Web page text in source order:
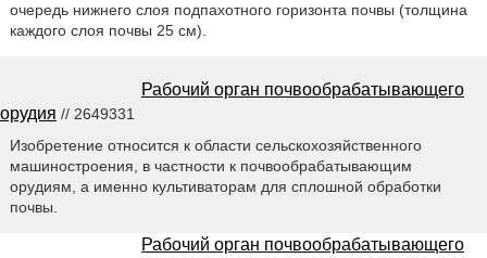
очередь нижнего слоя подпахотного горизонта почвы (толщина
каждого слоя почвы 25 см).
Рабочий орган почвообрабатывающего
орудия // 2649331
Изобретение относится к области сельскохозяйственного
машиностроения, в частности к почвообрабатывающим
орудиям, а именно культиваторам для сплошной обработки
почвы.
Рабочий орган почвообрабатывающего